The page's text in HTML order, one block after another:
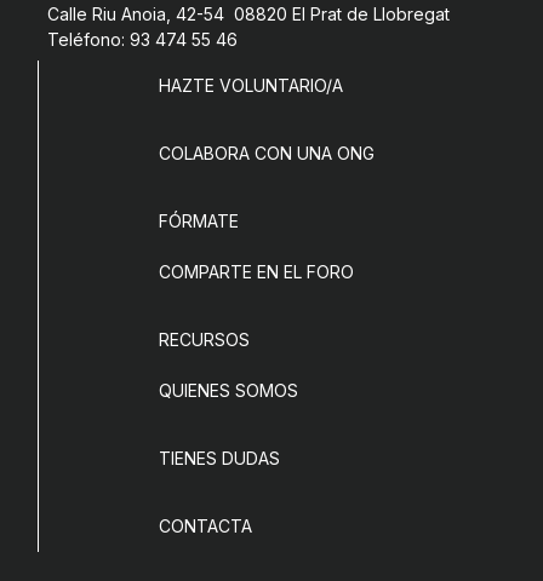
Calle Riu Anoia, 42-54 08820 El Prat de Llobregat
Teléfono: 93 474 55 46
HAZTE VOLUNTARIO/A
COLABORA CON UNA ONG
FÓRMATE
COMPARTE EN EL FORO
RECURSOS
QUIENES SOMOS
TIENES DUDAS
CONTACTA
Treballa amb nosaltres